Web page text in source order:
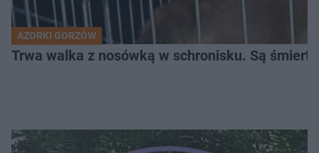
AZORKI GORZÓW
Trwa walka z nosówką w schronisku. Są